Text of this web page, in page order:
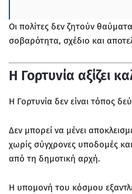
Οι πολίτες δεν ζητούν
σοβαρότητα, σχέδιο και
Η Γορτυνία αξίζει
Η Γορτυνία δεν είναι τόπος
Δεν μπορεί να μένει
χωρίς σύγχρονες υποδομές
από τη δημοτική αρχή.
Η υπομονή του κόσμου